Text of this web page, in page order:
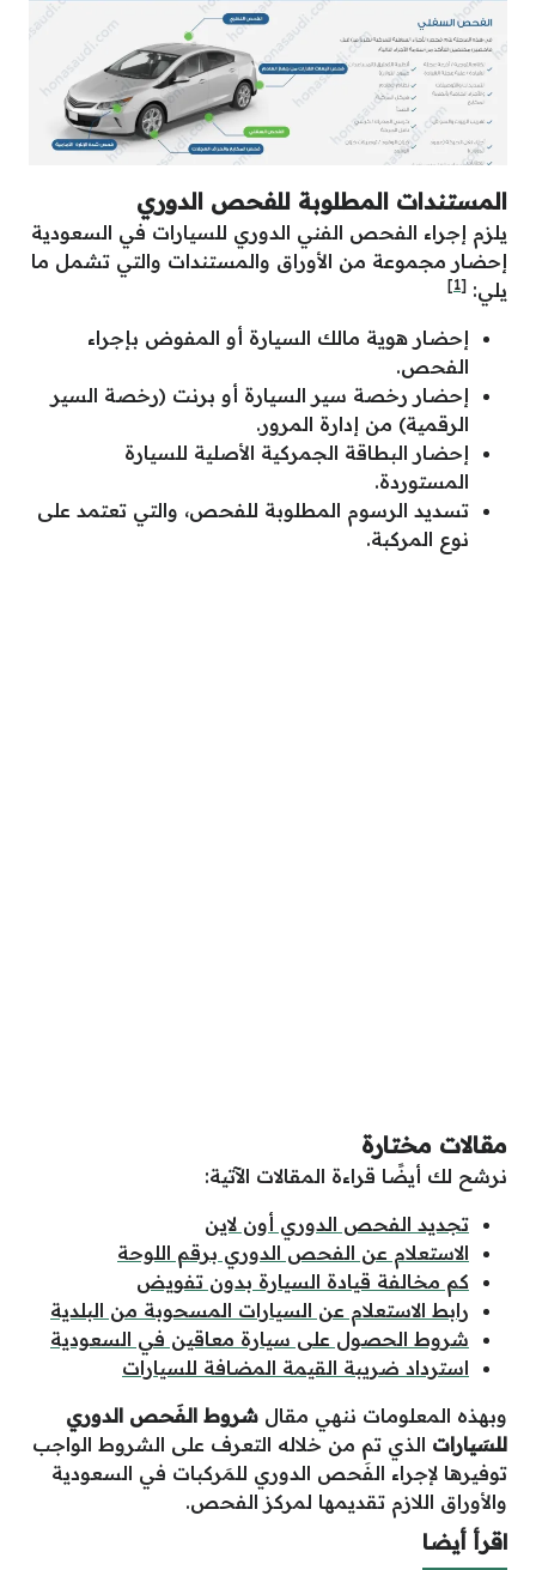
المستندات المطلوبة للفحص الدوري
يلزم إجراء الفحص الفني الدوري للسيارات في السعودية
إحضار مجموعة من الأوراق والمستندات والتي تشمل ما
يلي: [1]
إحضار هوية مالك السيارة أو المفوض بإجراء
الفحص.
إحضار رخصة سير السيارة أو برنت (رخصة السير
الرقمية) من إدارة المرور.
إحضار البطاقة الجمركية الأصلية للسيارة
المستوردة.
تسديد الرسوم المطلوبة للفحص، والتي تعتمد على
نوع المركبة.
مقالات مختارة
نرشح لك أيضًا قراءة المقالات الآتية:
تجديد الفحص الدوري أون لاين
الاستعلام عن الفحص الدوري برقم اللوحة
كم مخالفة قيادة السيارة بدون تفويض
رابط الاستعلام عن السيارات المسحوبة من البلدية
شروط الحصول على سيارة معاقين في السعودية
استرداد ضريبة القيمة المضافة للسيارات
وبهذه المعلومات ننهي مقال شروط الفَحص الدوري
للسَيارات الذي تم من خلاله التعرف على الشروط الواجب
توفيرها لإجراء الفَحص الدوري للمَركبات في السعودية
والأوراق اللازم تقديمها لمركز الفحص.
اقرأ أيضا